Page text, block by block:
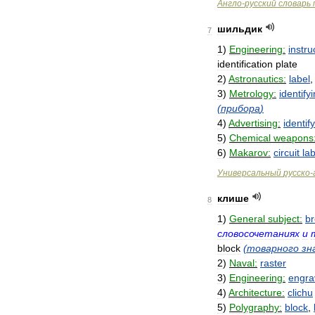
Англо-русский словарь
7
шильдик
1) Engineering:
identification plate
2) Astronautics: label
3) Metrology:
(прибора)
4) Advertising:
5) Chemical
6) Makarov: circuit
Универсальный русско-
8
клише
1) General subject:
словосочетаниях и
block (товарного
2) Naval: raster
3) Engineering:
4) Architecture: clichu
5) Polygraphy: block